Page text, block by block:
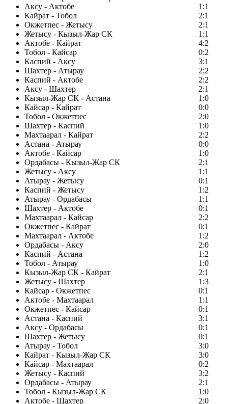
Аксу - Актобе
1:1
Кайрат - Тобол
2:1
Окжетпес - Жетысу
2:1
Жетысу - Кызыл-Жар СК
1:1
Актобе - Кайрат
4:2
Тобол - Кайсар
0:2
Каспий - Аксу
3:1
Шахтер - Атырау
2:2
Каспий - Актобе
2:2
Аксу - Шахтер
2:1
Кызыл-Жар СК - Астана
1:0
Кайсар - Кайрат
0:0
Тобол - Окжетпес
2:0
Шахтер - Каспий
1:0
Махтаарал - Кайрат
2:2
Астана - Атырау
0:0
Актобе - Кайсар
1:0
Ордабасы - Кызыл-Жар СК
2:1
Жетысу - Аксу
1:1
Атырау - Жетысу
0:1
Каспий - Жетысу
1:2
Атырау - Ордабасы
1:1
Шахтер - Актобе
0:1
Махтаарал - Кайсар
2:2
Окжетпес - Кайрат
0:1
Махтаарал - Актобе
1:2
Ордабасы - Аксу
2:0
Каспий - Астана
1:2
Тобол - Атырау
1:0
Кызыл-Жар СК - Кайрат
2:1
Жетысу - Шахтер
1:3
Кайсар - Окжетпес
0:1
Актобе - Махтаарал
1:1
Окжетпес - Кайсар
0:1
Астана - Каспий
3:1
Аксу - Ордабасы
0:1
Шахтер - Жетысу
0:1
Атырау - Тобол
3:0
Кайрат - Кызыл-Жар СК
3:0
Кайсар - Махтаарал
0:2
Жетысу - Каспий
3:2
Ордабасы - Атырау
2:1
Тобол - Кызыл-Жар СК
1:0
Актобе - Шахтер
2:0